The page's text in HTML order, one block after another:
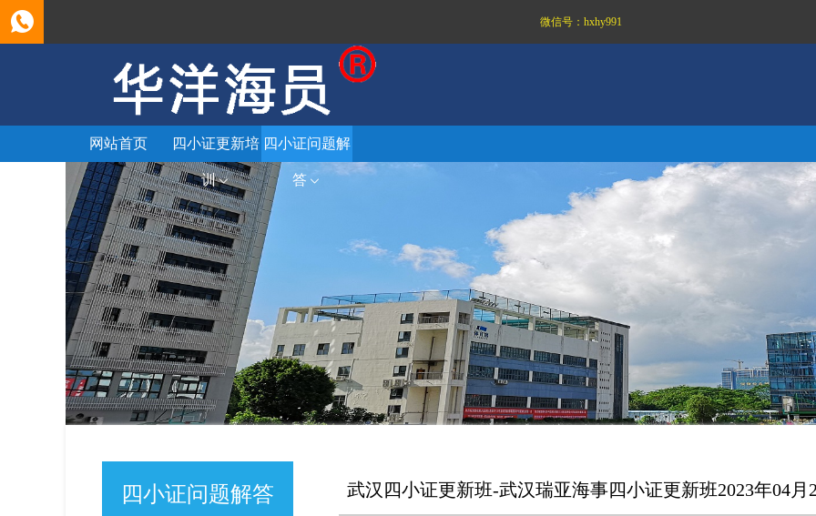
网站首页 四小证更新培
训
四小证问题解
答
四小证问题解答 武汉四小证更新班-武汉瑞亚海事四小证更新班2023年04
微信号： hxhy991